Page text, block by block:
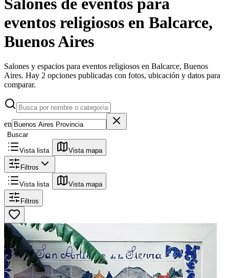
eventos religiosos en Balcarce,
Buenos Aires
Salones y espacios para eventos religiosos en Balcarce, Buenos
Aires. Hay 2 opciones publicadas con fotos, ubicación y datos para
comparar.
en
Buscar
Vista lista Vista mapa
Filtros
Vista lista Vista mapa
Filtros